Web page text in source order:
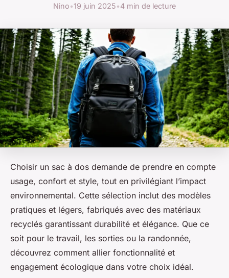
Nino•19 juin 2025•4 min de lecture
Choisir un sac à dos demande de prendre en compte
usage, confort et style, tout en privilégiant l’impact
environnemental. Cette sélection inclut des modèles
pratiques et légers, fabriqués avec des matériaux
recyclés garantissant durabilité et élégance. Que ce
soit pour le travail, les sorties ou la randonnée,
découvrez comment allier fonctionnalité et
engagement écologique dans votre choix idéal.